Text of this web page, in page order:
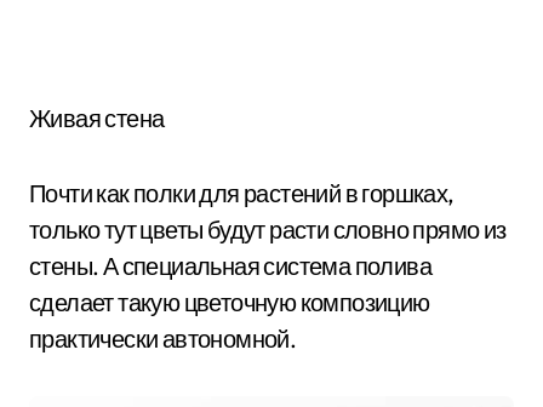
Живая стена
Почти как полки для растений в горшках,
только тут цветы будут расти словно прямо из
стены. А специальная система полива
сделает такую цветочную композицию
практически автономной.